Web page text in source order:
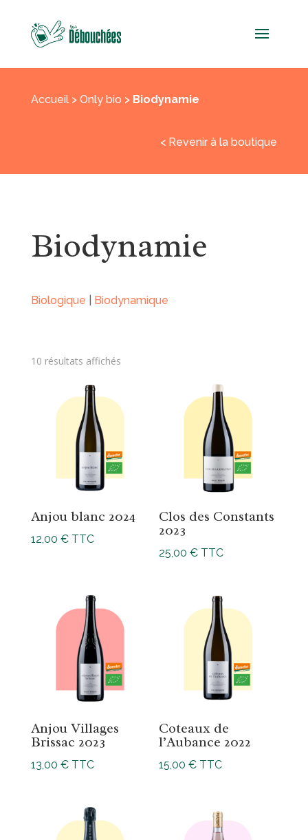
Accueil> Only bio > Biodynamie
< Revenir à la boutique
Biodynamie
Biologique Biodynamique
10 résultats affichés
Anjou blanc 2024
12,00 € TTC
Clos des Constants
2023
25,00€ TTC
Anjou Villages
Brissac 2023
13,00 € TTC
Coteaux de
l’Aubance 2022
15,00€ TTC